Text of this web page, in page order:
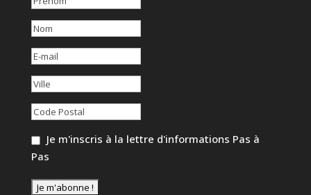
Je m'inscris à la lettre d'informations Pas à
Pas